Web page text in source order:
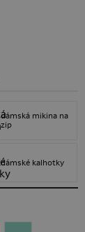
dámská mikina na
zip
dámské kalhotky